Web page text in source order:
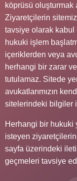
köprüsü oluşturmak
Ziyaretçilerin
tavsiye olarak
hukuki işlem
içeriklerden veya
herhangi bir zarar
tutulamaz. Sitede
avukatlarımızın
sitelerindeki bilgiler
Herhangi bir hukuki
isteyen
sayfa üzerindeki
geçmeleri tavsiye